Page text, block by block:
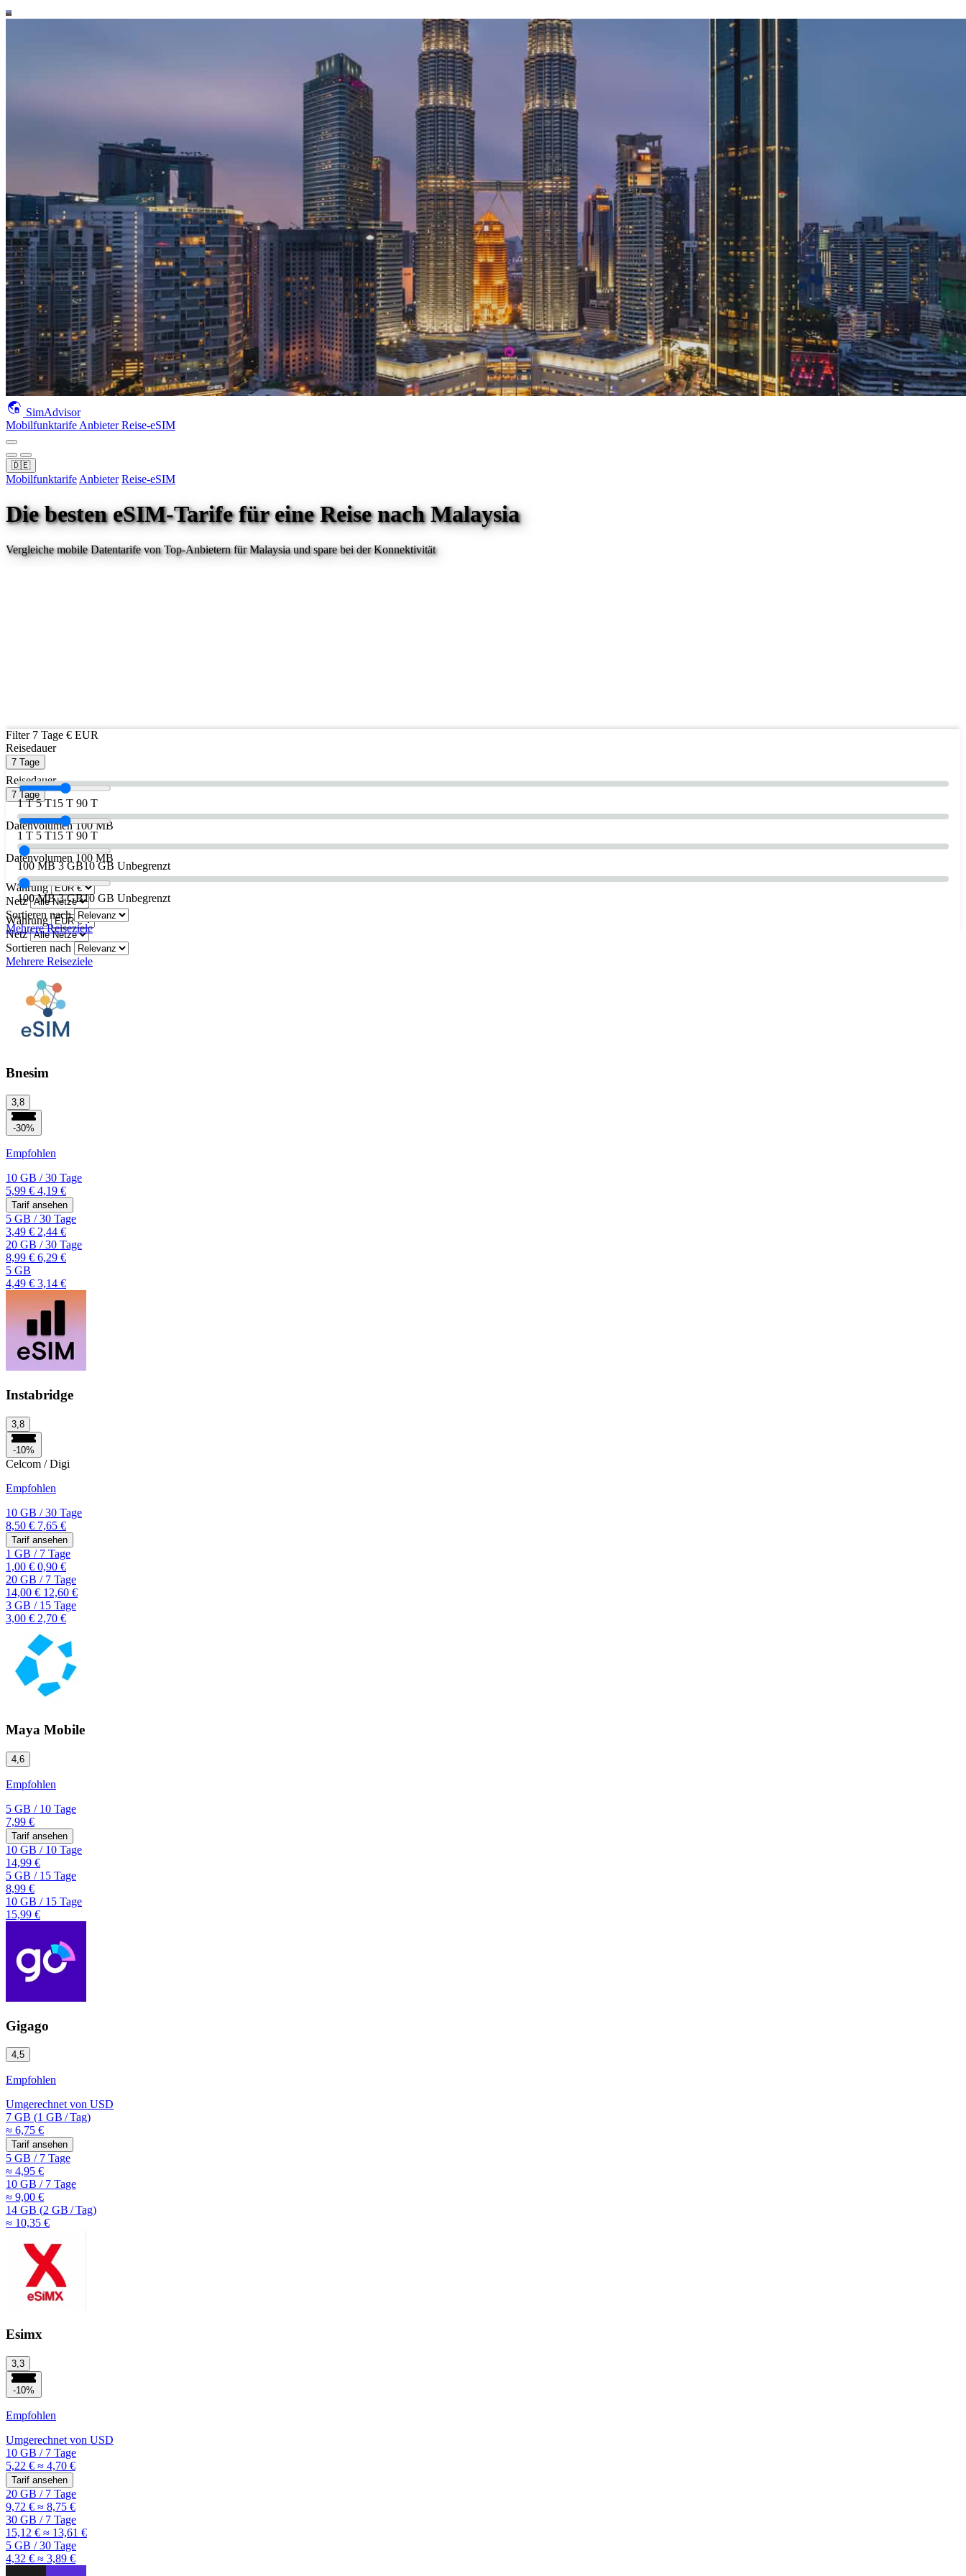
SimAdvisor
Mobilfunktarife AnbieterReise-eSIM
🇩🇪
Mobilfunktarife Anbieter Reise-eSIM
Die besten eSIM-Tarife für eine Reisenach Malaysia
Vergleiche mobile Datentarife von Top-Anbietern fürMalaysiaund spare bei der Konnektivität
Filter 7 Tage € EUR
Reisedauer
7 Tage
1 T 5 T15 T 90 T
Datenvolumen 100 MB
100 MB 3 GB10 GB Unbegrenzt
Währung
Netz
Sortieren nach
Mehrere Reiseziele
Reisedauer
7 Tage
1 T 5 T15 T 90 T
Datenvolumen 100 MB
100 MB 3 GB10 GB Unbegrenzt
Währung
Netz
Sortieren nach
Mehrere Reiseziele
Bnesim
3,8
-30%
Empfohlen
10 GB /30 Tage
5,99 € 4,19 €
Tarif ansehen
5 GB /30 Tage
3,49 € 2,44 €
20 GB /30 Tage
8,99 € 6,29 €
5 GB
4,49 € 3,14 €
Instabridge
3,8
-10%
Celcom / Digi
Empfohlen
10 GB /30 Tage
8,50 € 7,65 €
Tarif ansehen
1 GB /7 Tage
1,00 € 0,90 €
20 GB /7 Tage
14,00 € 12,60 €
3 GB /15 Tage
3,00 € 2,70 €
Maya Mobile
4,6
Empfohlen
5 GB /10 Tage
7,99 €
Tarif ansehen
10 GB /10 Tage
14,99 €
5 GB /15 Tage
8,99 €
10 GB /15 Tage
15,99 €
Gigago
4,5
Empfohlen
Umgerechnet von USD
7 GB (1 GB /Tag)
≈ 6,75 €
Tarif ansehen
5 GB /7 Tage
≈ 4,95 €
10 GB /7 Tage
≈ 9,00 €
14 GB (2 GB /Tag)
≈ 10,35 €
Esimx
3,3
-10%
Empfohlen
Umgerechnet von USD
10 GB /7 Tage
5,22 € ≈ 4,70 €
Tarif ansehen
20 GB /7 Tage
9,72 € ≈ 8,75 €
30 GB /7 Tage
15,12 € ≈ 13,61 €
5 GB /30 Tage
4,32 € ≈ 3,89 €